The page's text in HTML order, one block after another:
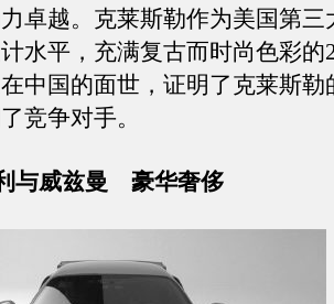
卓越。克莱斯勒作为美国第三
水平，充满复古而时尚色彩的
中国的面世，证明了克莱斯勒
竞争对手。
威兹曼 豪华奢侈